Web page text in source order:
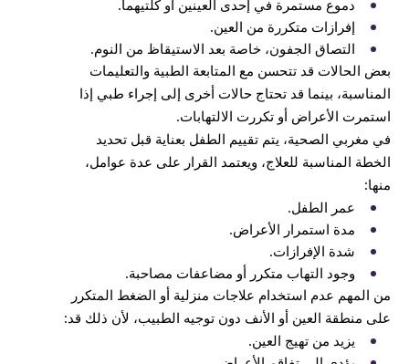
دموع مستمرة في إحدى العينين أو كلتيهما.
إفرازات متكررة من العين.
التصاق الجفون، خاصة بعد الاستيقاظ من النوم.
بعض الحالات قد تتحسن مع المتابعة الطبية والتعليمات
المناسبة، بينما قد تحتاج حالات أخرى إلى إجراء طبي إذا
استمرت الأعراض أو تكررت الالتهابات.
في مغربي الصحية، يتم تقييم الطفل بعناية قبل تحديد
الخطة المناسبة للعلاج، ويعتمد القرار على عدة عوامل،
منها:
عمر الطفل.
مدة استمرار الأعراض.
شدة الإفرازات.
وجود التهاب متكرر أو مضاعفات مصاحبة.
من المهم عدم استخدام علاجات منزلية أو الضغط المتكرر
على منطقة العين أو الأنف دون توجيه الطبيب، لأن ذلك قد:
يزيد من تهيج العين.